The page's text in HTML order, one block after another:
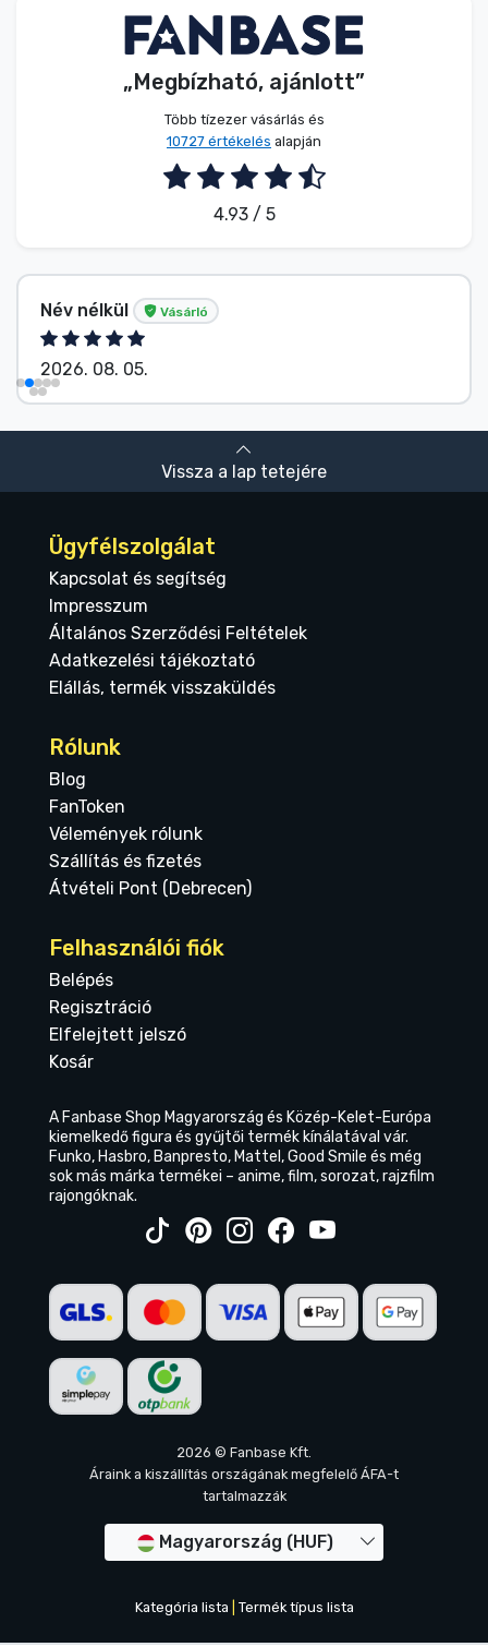
„Megbízható, ajánlott”
Több tízezer vásárlás és
10727 értékelés alapján
4.93 / 5
Név nélkül Vásárló
2026. 08. 05.
Vissza a lap tetejére
Ügyfélszolgálat
Kapcsolat és segítség
Impresszum
Általános Szerződési Feltételek
Adatkezelési tájékoztató
Elállás, termék visszaküldés
Rólunk
Blog
FanToken
Vélemények rólunk
Szállítás és fizetés
Átvételi Pont (Debrecen)
Felhasználói fiók
Belépés
Regisztráció
Elfelejtett jelszó
Kosár
A Fanbase Shop Magyarország és Közép-Kelet-Európa
kiemelkedő figura és gyűjtői termék kínálatával vár.
Funko, Hasbro, Banpresto, Mattel, Good Smile és még
sok más márka termékei – anime, film, sorozat, rajzfilm
rajongóknak.
2026 © Fanbase Kft.
Áraink a kiszállítás országának megfelelő ÁFA-t
tartalmazzák
Magyarország (HUF)
Kategória lista Termék típus lista